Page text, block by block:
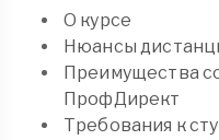
О курсе
Нюансы
Преимущества
ПрофДирект
Требования к